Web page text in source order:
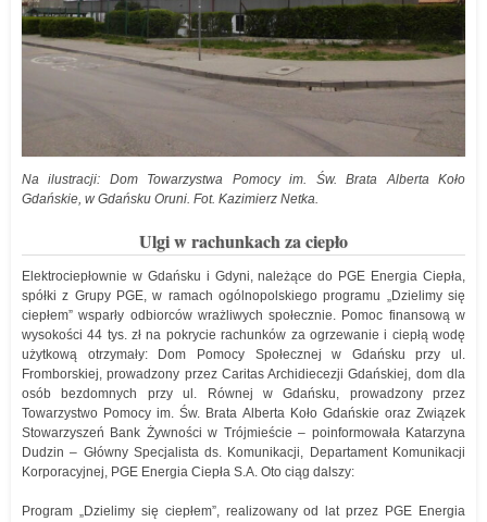
Na ilustracji: Dom Towarzystwa Pomocy im. Św. Brata Alberta Koło
Gdańskie, w Gdańsku Oruni. Fot. Kazimierz Netka.
Ulgi w rachunkach za ciepło
Elektrociepłownie w Gdańsku i Gdyni, należące do PGE Energia Ciepła,
spółki z Grupy PGE, w ramach ogólnopolskiego programu „Dzielimy się
ciepłem” wsparły odbiorców wrażliwych społecznie. Pomoc finansową w
wysokości 44 tys. zł na pokrycie rachunków za ogrzewanie i ciepłą wodę
użytkową otrzymały: Dom Pomocy Społecznej w Gdańsku przy ul.
Fromborskiej, prowadzony przez Caritas Archidiecezji Gdańskiej, dom dla
osób bezdomnych przy ul. Równej w Gdańsku, prowadzony przez
Towarzystwo Pomocy im. Św. Brata Alberta Koło Gdańskie oraz Związek
Stowarzyszeń Bank Żywności w Trójmieście – poinformowała Katarzyna
Dudzin – Główny Specjalista ds. Komunikacji, Departament Komunikacji
Korporacyjnej, PGE Energia Ciepła S.A. Oto ciąg dalszy:
Program „Dzielimy się ciepłem”, realizowany od lat przez PGE Energia